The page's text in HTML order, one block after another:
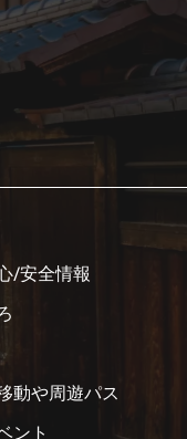
/安全情報
動や周遊パス
ント